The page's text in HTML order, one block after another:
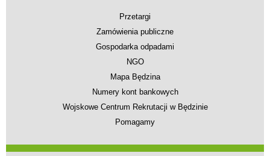
Przetargi
Zamówienia publiczne
Gospodarka odpadami
NGO
Mapa Będzina
Numery kont bankowych
Wojskowe Centrum Rekrutacji w Będzinie
Pomagamy